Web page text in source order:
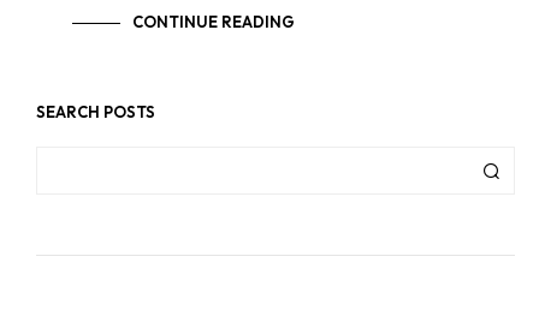
CONTINUE READING
SEARCH POSTS